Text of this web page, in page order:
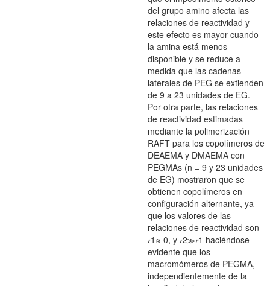
del grupo amino afecta las
relaciones de reactividad y
este efecto es mayor cuando
la amina está menos
disponible y se reduce a
medida que las cadenas
laterales de PEG se extienden
de 9 a 23 unidades de EG.
Por otra parte, las relaciones
de reactividad estimadas
mediante la polimerización
RAFT para los copolímeros de
DEAEMA y DMAEMA con
PEGMAs (n = 9 y 23 unidades
de EG) mostraron que se
obtienen copolímeros en
configuración alternante, ya
que los valores de las
relaciones de reactividad son
𝑟1≈ 0, y 𝑟2≫𝑟1 haciéndose
evidente que los
macromómeros de PEGMA,
independientemente de la